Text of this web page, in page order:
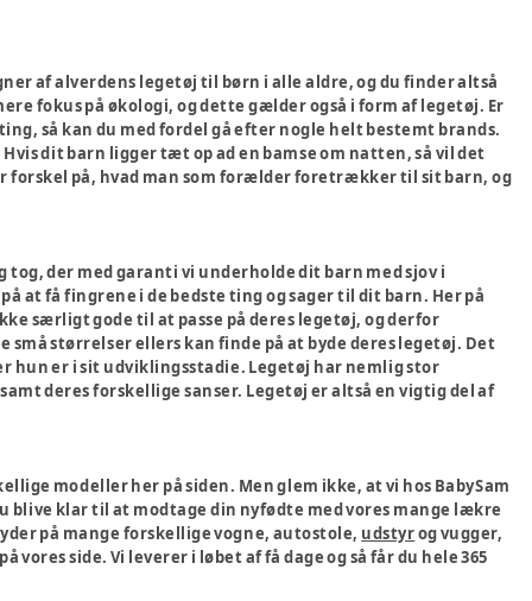
af alverdens legetøj til børn i alle aldre, og du finder altså
fokus på økologi, og dette gælder også i form af legetøj. Er
så kan du med fordel gå efter nogle helt bestemt brands.
dit barn ligger tæt op ad en bamse om natten, så vil det
forskel på, hvad man som forælder foretrækker til sit barn, og
der med garanti vi underholde dit barn med sjov i
at få fingrene i de bedste ting og sager til dit barn. Her på
særligt gode til at passe på deres legetøj, og derfor
størrelser ellers kan finde på at byde deres legetøj. Det
er i sit udviklingsstadie. Legetøj har nemlig stor
deres forskellige sanser. Legetøj er altså en vigtig del af
modeller her på siden. Men glem ikke, at vi hos BabySam
blive klar til at modtage din nyfødte med vores mange lækre
på mange forskellige vogne, autostole, udstyrog vugger,
side. Vi leverer i løbet af få dage og så får du hele 365